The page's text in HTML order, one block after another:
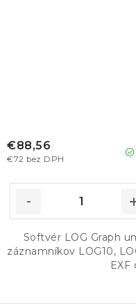
€72 bez DPH
€88,56
Softvér LOG Graph
záznamníkov LOG10,
EXF